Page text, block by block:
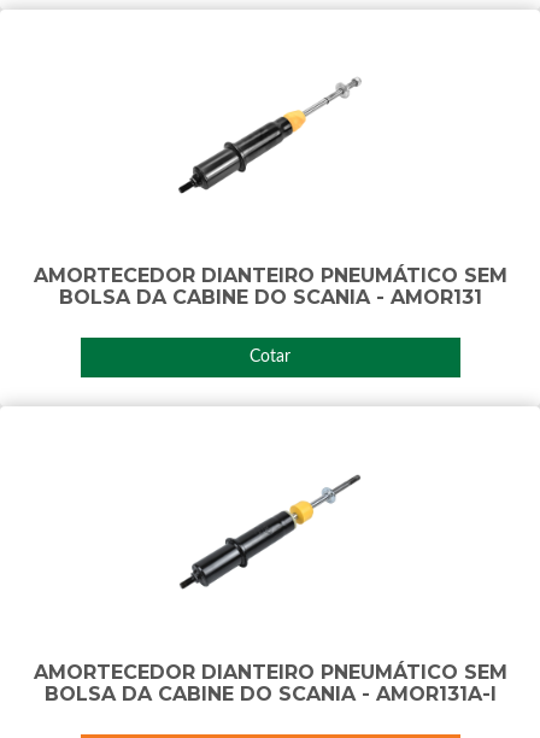
AMORTECEDOR DIANTEIRO PNEUMÁTICO SEM
BOLSA DA CABINE DO SCANIA - AMOR131
Cotar
AMORTECEDOR DIANTEIRO PNEUMÁTICO SEM
BOLSA DA CABINE DO SCANIA - AMOR131A-I